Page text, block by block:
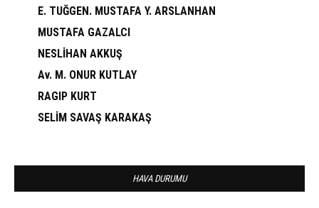
E. TUĞGEN. MUSTAFA Y. ARSLANHAN
MUSTAFA GAZALCI
NESLİHAN AKKUŞ
Av. M. ONUR KUTLAY
RAGIP KURT
SELİM SAVAŞ KARAKAŞ
HAVA DURUMU